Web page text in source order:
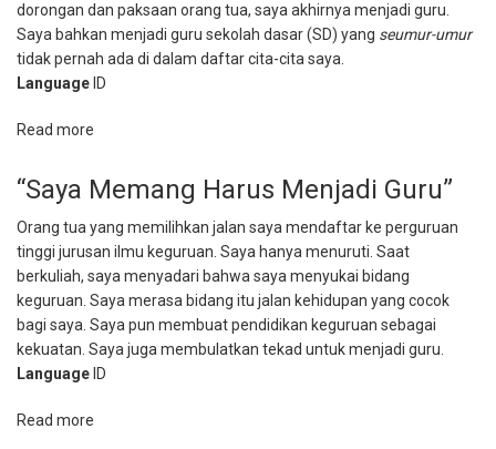
dorongan dan paksaan orang tua, saya akhirnya menjadi guru.
Saya bahkan menjadi guru sekolah dasar (SD) yang seumur-umur
tidak pernah ada di dalam daftar cita-cita saya.
Language ID
Read more
Guru
adalah
Panggilan
Hati
“Saya Memang Harus Menjadi Guru”
Orang tua yang memilihkan jalan saya mendaftar ke perguruan
tinggi jurusan ilmu keguruan. Saya hanya menuruti. Saat
berkuliah, saya menyadari bahwa saya menyukai bidang
keguruan. Saya merasa bidang itu jalan kehidupan yang cocok
bagi saya. Saya pun membuat pendidikan keguruan sebagai
kekuatan. Saya juga membulatkan tekad untuk menjadi guru.
Language ID
Read more